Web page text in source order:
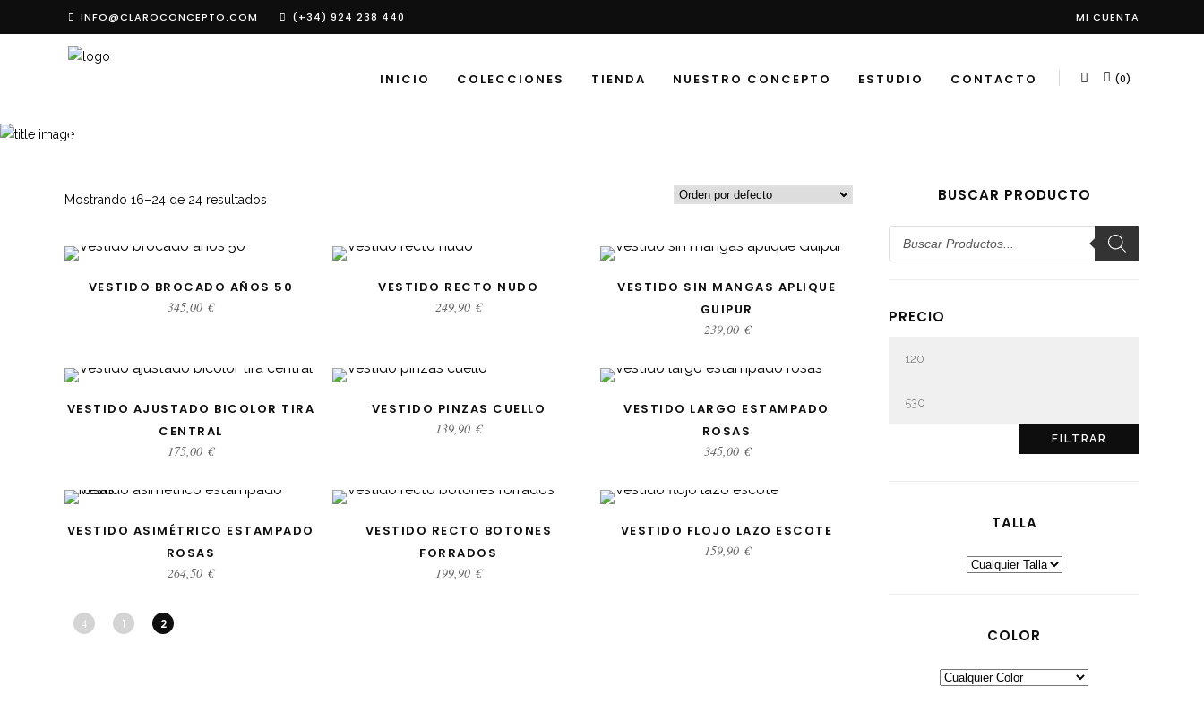
INFO@CLAROCONCEPTO.COM (+34) 924 238 440 MI CUENTA
INICIO COLECCIONES TIENDA NUESTRO CONCEPTO ESTUDIO CONTACTO (0)
ROPA
Mostrando 16–24 de 24 resultados
SELECCIONAR OPCIONES
VESTIDO BROCADO AÑOS 50
345,00 €
SELECCIONAR OPCIONES
VESTIDO RECTO NUDO
249,90 €
SELECCIONAR OPCIONES
VESTIDO SIN MANGAS APLIQUE
GUIPUR
239,00 €
SELECCIONAR OPCIONES
VESTIDO AJUSTADO BICOLOR TIRA
CENTRAL
175,00 €
SELECCIONAR OPCIONES
VESTIDO PINZAS CUELLO
139,90 €
SELECCIONAR OPCIONES
VESTIDO LARGO ESTAMPADO
ROSAS
345,00 €
SELECCIONAR OPCIONES
VESTIDO ASIMÉTRICO ESTAMPADO
ROSAS
264,50 €
SELECCIONAR OPCIONES
VESTIDO RECTO BOTONES
FORRADOS
199,90 €
SELECCIONAR OPCIONES
VESTIDO FLOJO LAZO ESCOTE
159,90 €
1 2
BUSCAR PRODUCTO
Búsqueda
PRECIO
máximo
FILTRAR
TALLA
COLOR